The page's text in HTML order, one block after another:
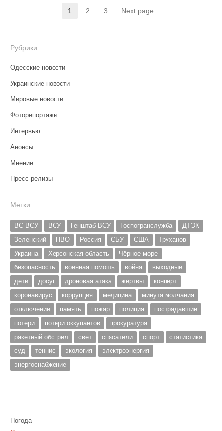
записям
Страница
1 Страница
2 Страница
3 Next page
Рубрики
Одесские новости
Украинские новости
Мировые новости
Фоторепортажи
Интервью
Анонсы
Мнение
Пресс-релизы
Метки
ВС ВСУ ВСУ Генштаб ВСУ Госпогранслужба
ДТЭК
Зеленский
ПВО Россия СБУ США
Труханов
Украина
Херсонская область
Чёрное море
безопасность
военная помощь война
выходные
дети
досуг дроновая атака жертвы
концерт
коронавирус
коррупция медицина
минута молчания
отключение
память пожар полиция
пострадавшие
потери
потери оккупантов
прокуратура
ракетный обстрел
свет спасатели спорт
статистика
суд
теннис экология
электроэнергия
энергоснабжение
Погода